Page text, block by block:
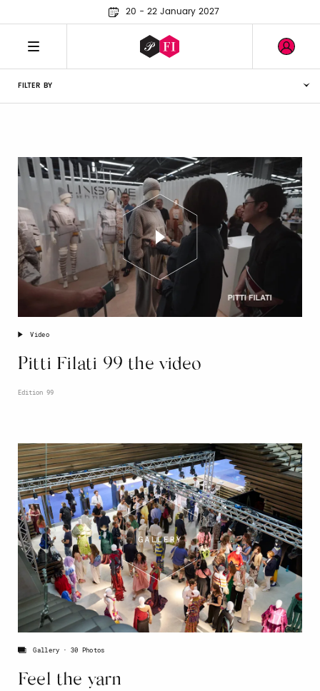
20 - 22 January 2027
FILTER BY
Pitti Filati 99 the video
Video
Edition 99
Feel the yarn
Gallery 30 Photos